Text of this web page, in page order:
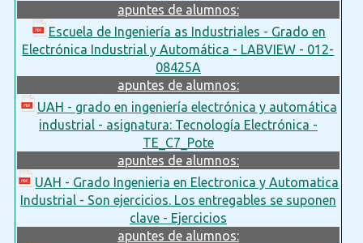
apuntes de alumnos:
Escuela de Ingeniería as Industriales - Grado en
Electrónica Industrial y Automática - LABVIEW - 012-
08425A
apuntes de alumnos:
UAH - grado en ingeniería electrónica y automática
industrial - asignatura: Tecnología Electrónica -
TE_C7_Pote
apuntes de alumnos:
UAH - Grado Ingenieria en Electronica y Automatica
Industrial - Son ejercicios. Los entregables se suponen
clave - Ejercicios
apuntes de alumnos: